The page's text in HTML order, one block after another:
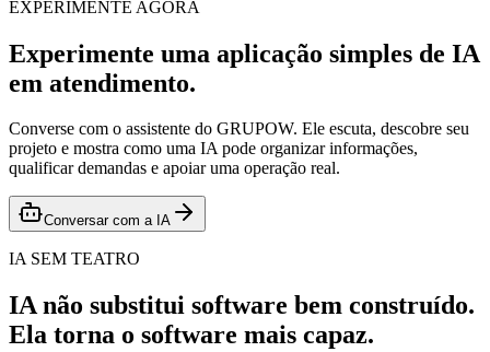
EXPERIMENTE AGORA
Experimente uma aplicação simples de IA
em atendimento.
Converse com o assistente do GRUPOW. Ele escuta, descobre seu
projeto e mostra como uma IA pode organizar informações,
qualificar demandas e apoiar uma operação real.
Conversar com a IA
IA SEM TEATRO
IA não substitui software bem construído.
Ela torna o software mais capaz.